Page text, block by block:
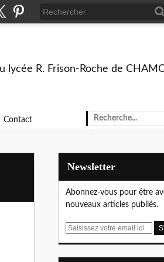
lycée R. Frison-Roche de
Contact
Newsletter
Abonnez-vous pour être
nouveaux articles publiés.
E